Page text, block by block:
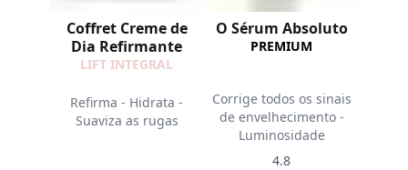
Coffret Creme de
Dia Refirmante
LIFT INTEGRAL
Refirma - Hidrata -
Suaviza as rugas
O Sérum Absoluto
PREMIUM
Corrige todos os sinais
de envelhecimento -
Luminosidade
4.8